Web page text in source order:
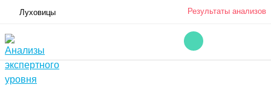
Луховицы Результаты анализов